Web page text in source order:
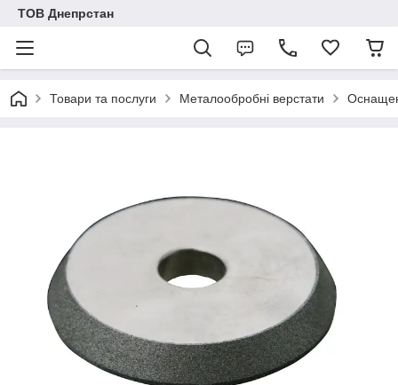
ТОВ Днепрстан
Товари та послуги Металообробні верстати